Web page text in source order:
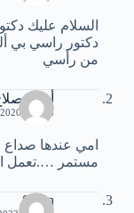
السلام عليك
دكتور راسي بي
من رأسي
أحمد
6 يونيو، 2020 | 7:03 م
امي عندها
مستمر ….تعمل
Sinan